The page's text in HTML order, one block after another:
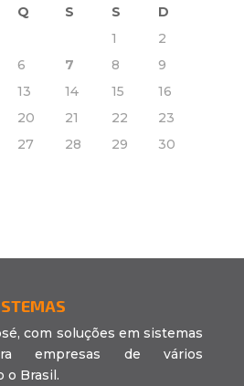
Q S S
D
1
2
6 7 8
9
13 14 15
16
20 21 22
23
27 28 29
30
com soluções em sistemas
empresas de vários
o Brasil.